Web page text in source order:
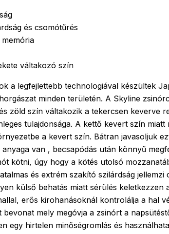
és csomótűrés
váltakozó szín
a legfejlettebb technologiával készültek
minden területén. A Skyline
zöld szín váltakozik a tekercsen keverve
tulajdonsága. A kettő kevert szín
a kevert szín. Bátran javasoljuk
van , becsapódás után könnyű
kötni, úgy hogy a kötés utolsó
és extrém szakító szilárdság
külső behatás miatt sérülés
erős kirohanásoknál kontrolálja a hal
bevonat mely megóvja a zsinórt a
egy hirtelen minőségromlás és